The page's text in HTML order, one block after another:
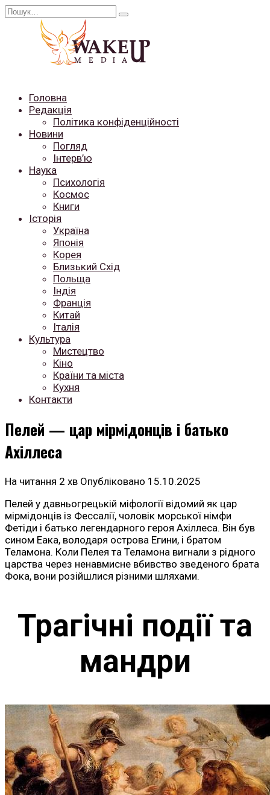
Перейти
Search
Головна
Редакція
Політика конфіденційності
Новини
Погляд
Інтерв’ю
Наука
Психологія
Космос
Книги
Історія
Україна
Японія
Корея
Близький Схід
Польща
Індія
Франція
Китай
Італія
Культура
Мистецтво
Кіно
Країни та міста
Кухня
Контакти
Пелей — цар мірмідонців і батько
Ахіллеса
На читання 2 хв Опубліковано 15.10.2025
Пелей у давньогрецькій міфології відомий як цар
мірмідонців із Фессалії, чоловік морської німфи
Фетіди і батько легендарного героя Ахіллеса. Він був
сином Еака, володаря острова Егини, і братом
Теламона. Коли Пелея та Теламона вигнали з рідного
царства через ненавмисне вбивство зведеного брата
Фока, вони розійшлися різними шляхами.
Трагічні події та
мандри